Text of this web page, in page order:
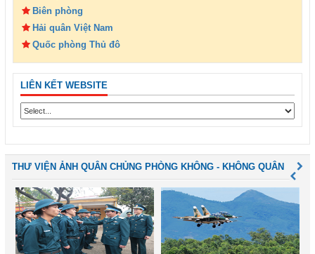
Biên phòng
Hải quân Việt Nam
Quốc phòng Thủ đô
LIÊN KẾT WEBSITE
THƯ VIỆN ẢNH QUÂN CHỦNG PHÒNG KHÔNG - KHÔNG QUÂN